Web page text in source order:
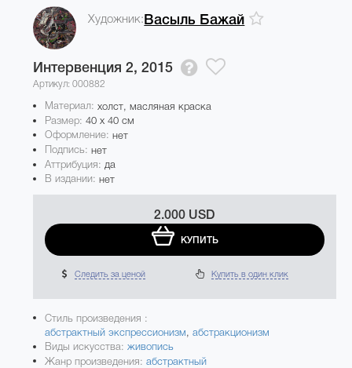
Художник:Васыль Бажай
Интервенция 2, 2015
Артикул: 000882
Материал: холст, масляная краска
Размер: 40 x 40 см
Оформление:нет
Подпись:нет
Аттрибуция: да
В издании:нет
2.000 USD
КУПИТЬ
Следить за ценой Купить в один клик
Стиль произведения :
абстрактный экспрессионизм,абстракционизм
Виды искусства:живопись
Жанр произведения: абстрактный